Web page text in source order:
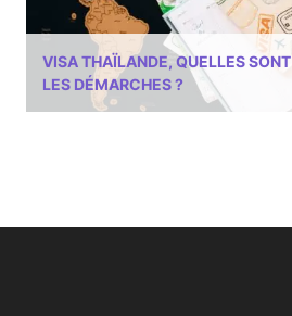
VISA THAÏLANDE, QUELLES SONT
LES DÉMARCHES ?